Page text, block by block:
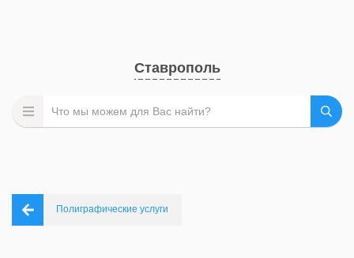
Ставрополь
Полиграфические услуги